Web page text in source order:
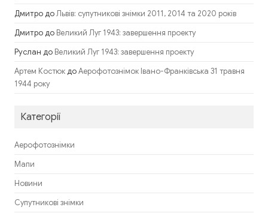
ДмитродоЛьвів: супутникові знімки 2011, 2014 та 2020 років
Дмитродо Великий Луг 1943: завершення проекту
Руслан до Великий Луг 1943: завершення проекту
Артем КостюкдоАерофотознімок Івано-Франківська 31 травня
1944 року
Категорії
Аерофотознімки
Мапи
Новини
Супутникові знімки